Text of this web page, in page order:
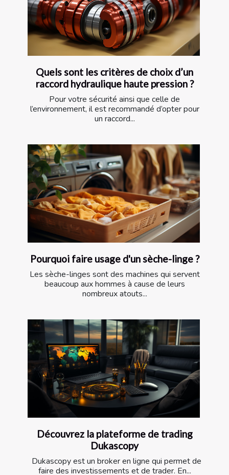
Quels sont les critères de choix d’un
raccord hydraulique haute pression ?
Pour votre sécurité ainsi que celle de
l’environnement, il est recommandé d’opter pour
un raccord...
Pourquoi faire usage d'un sèche-linge ?
Les sèche-linges sont des machines qui servent
beaucoup aux hommes à cause de leurs
nombreux atouts...
Découvrez la plateforme de trading
Dukascopy
Dukascopy est un broker en ligne qui permet de
faire des investissements et de trader. En...